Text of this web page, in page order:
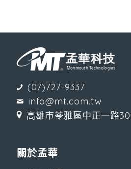
(07)727-9337
info@mt.com.tw
高雄市苓雅區中正一路
關於孟華